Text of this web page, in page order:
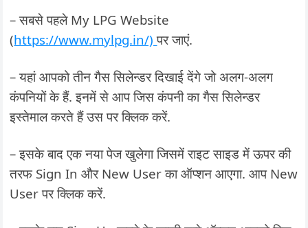
– सबसे पहले My LPG Website
(https://www.mylpg.in/)पर जाएं.
– यहां आपको तीन गैस सिलेन्डर दिखाई देंगे जो अलग-अलग
कंपनियों के हैं. इनमें से आप जिस कंपनी का गैस सिलेन्डर
इस्तेमाल करते हैं उस पर क्लिक करें.
– इसके बाद एक नया पेज खुलेगा जिसमें राइट साइड में ऊपर की
तरफ Sign In और New User का ऑप्शन आएगा. आप New
User पर क्लिक करें.